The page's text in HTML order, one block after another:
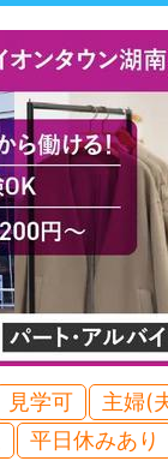
見学可
主婦(
平日休みあり